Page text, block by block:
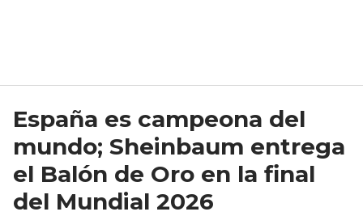
España es campeona del
mundo; Sheinbaum entrega
el Balón de Oro en la final
del Mundial 2026